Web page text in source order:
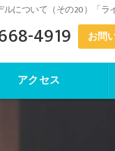
について（その20）「ラ
4919 お問
アクセス
塾